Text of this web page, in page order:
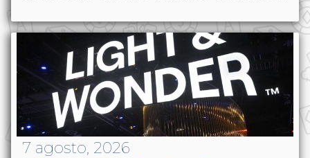
7 agosto, 2026